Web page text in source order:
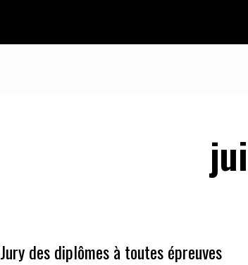
Jury des diplômes à toutes épreuves